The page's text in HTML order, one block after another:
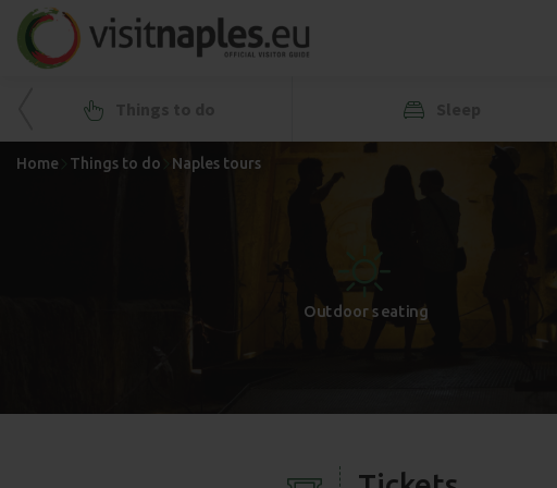
Home Things to do Naples tours
Outdoor seating